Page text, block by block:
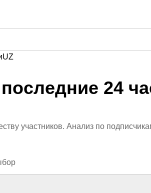
UZ
24
участников. Анализ по